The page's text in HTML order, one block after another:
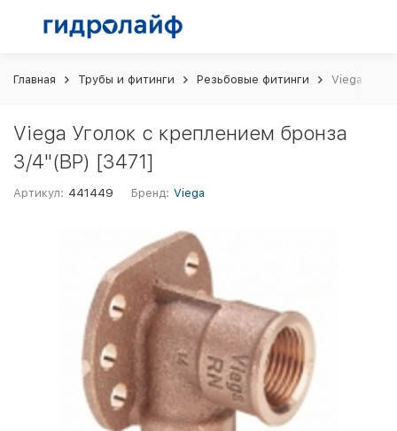
Главная Трубы и фитинги Резьбовые фитинги Viega
Viega Уголок с креплением бронза
3/4"(ВР) [3471]
Артикул: 441449 Бренд: Viega